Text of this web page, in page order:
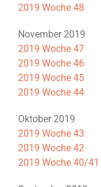
2019 Woche 48
November 2019
2019 Woche 47
2019 Woche 46
2019 Woche 45
2019 Woche 44
Oktober 2019
2019 Woche 43
2019 Woche 42
2019 Woche 40/41